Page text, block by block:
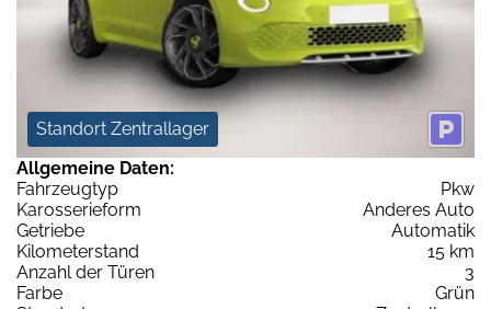
Standort Zentrallager
Allgemeine Daten:
Fahrzeugtyp
Pkw
Karosserieform
Anderes Auto
Getriebe
Automatik
Kilometerstand
15 km
Anzahl der Türen
3
Farbe
Grün